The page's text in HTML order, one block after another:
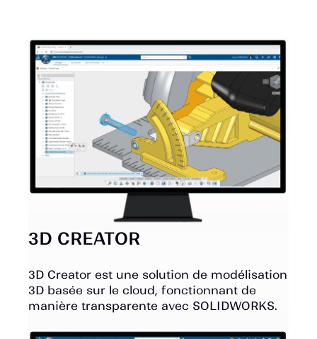
3D CREATOR
3D Creator est une solution de modélisation
3D basée sur le cloud, fonctionnant de
manière transparente avec SOLIDWORKS.